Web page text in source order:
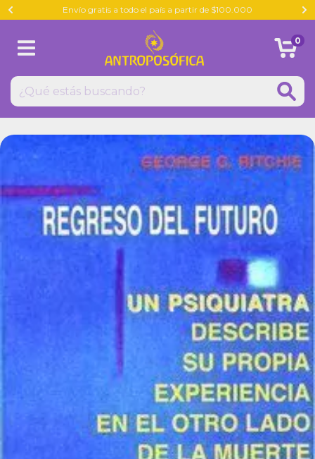
Envío gratis a todo el país a partir de $100.000
0